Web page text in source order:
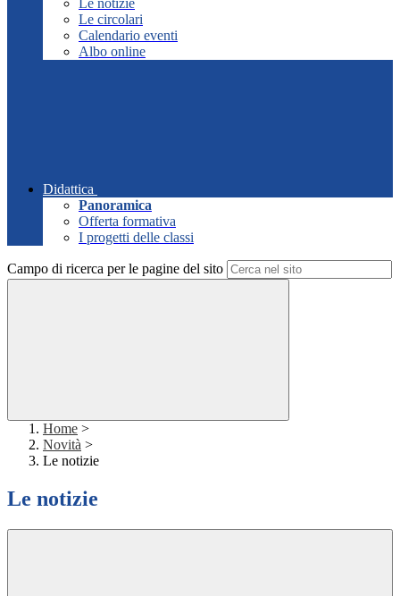
Le notizie
Le circolari
Calendario eventi
Albo online
Didattica
Panoramica
Offerta formativa
I progetti delle classi
Campo di ricerca per le pagine del sito
Home >
Novità >
Le notizie
Le notizie